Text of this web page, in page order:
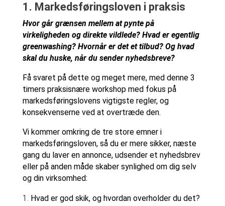
1. Markedsføringsloven i praksis
Hvor går grænsen mellem at pynte på
virkeligheden og direkte vildlede? Hvad er egentlig
greenwashing? Hvornår er det et tilbud? Og hvad
skal du huske, når du sender nyhedsbreve?
Få svaret på dette og meget mere, med denne 3
timers praksisnære workshop med fokus på
markedsføringslovens vigtigste regler, og
konsekvenserne ved at overtræde den.
Vi kommer omkring de tre store emner i
markedsføringsloven, så du er mere sikker, næste
gang du laver en annonce, udsender et nyhedsbrev
eller på anden måde skaber synlighed om dig selv
og din virksomhed:
Hvad er god skik, og hvordan overholder du det?